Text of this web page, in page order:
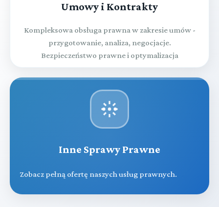
Umowy i Kontrakty
Kompleksowa obsługa prawna w zakresie umów -
przygotowanie, analiza, negocjacje.
Bezpieczeństwo prawne i optymalizacja
Inne Sprawy Prawne
Zobacz pełną ofertę naszych usług prawnych.